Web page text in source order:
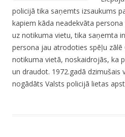
policijā tika saņemts izsaukums
kapiem kāda neadekvāta
uz notikuma vietu, tika saņemta
persona jau atrodoties spēļu zālē
notikuma vietā, noskaidrojās, ka
un draudot. 1972.gadā dzimušais
nogādāts Valsts policijā lietas